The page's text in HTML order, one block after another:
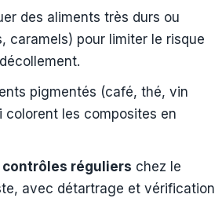
des aliments très durs ou
caramels) pour limiter le risque
pigmentés (café, thé, vin
colorent les composites en
contrôles réguliers chez le
avec détartrage et vérification